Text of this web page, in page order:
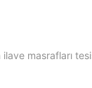
masrafları